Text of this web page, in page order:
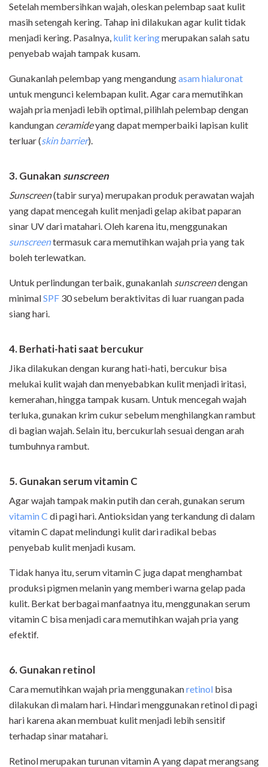
Setelah membersihkan wajah, oleskan pelembap saat kulit
masih setengah kering. Tahap ini dilakukan agar kulit tidak
menjadi kering. Pasalnya, kulit keringmerupakan salah satu
penyebab wajah tampak kusam.
Gunakanlah pelembap yang mengandungasam hialuronat
untuk mengunci kelembapan kulit. Agar cara memutihkan
wajah pria menjadi lebih optimal, pilihlah pelembap dengan
kandungan ceramideyang dapat memperbaiki lapisan kulit
terluar (skin barrier).
3. Gunakan sunscreen
Sunscreen(tabir surya) merupakan produk perawatan wajah
yang dapat mencegah kulit menjadi gelap akibat paparan
sinar UV dari matahari. Oleh karena itu, menggunakan
sunscreentermasuk cara memutihkan wajah pria yang tak
boleh terlewatkan.
Untuk perlindungan terbaik, gunakanlah sunscreendengan
minimalSPF 30 sebelum beraktivitas di luar ruangan pada
siang hari.
4. Berhati-hati saat bercukur
Jika dilakukan dengan kurang hati-hati, bercukur bisa
melukai kulit wajah dan menyebabkan kulit menjadi iritasi,
kemerahan, hingga tampak kusam. Untuk mencegah wajah
terluka, gunakan krim cukur sebelum menghilangkan rambut
di bagian wajah. Selain itu, bercukurlah sesuai dengan arah
tumbuhnya rambut.
5. Gunakan serum vitamin C
Agar wajah tampak makin putih dan cerah, gunakan serum
vitamin C di pagi hari. Antioksidan yang terkandung di dalam
vitamin C dapat melindungi kulit dari radikal bebas
penyebab kulit menjadi kusam.
Tidak hanya itu, serum vitamin C juga dapat menghambat
produksi pigmen melanin yang memberi warna gelap pada
kulit. Berkat berbagai manfaatnya itu, menggunakan serum
vitamin C bisa menjadi cara memutihkan wajah pria yang
efektif.
6. Gunakan retinol
Cara memutihkan wajah pria menggunakanretinol bisa
dilakukan di malam hari. Hindari menggunakan retinol di pagi
hari karena akan membuat kulit menjadi lebih sensitif
terhadap sinar matahari.
Retinol merupakan turunan vitamin A yang dapat merangsang